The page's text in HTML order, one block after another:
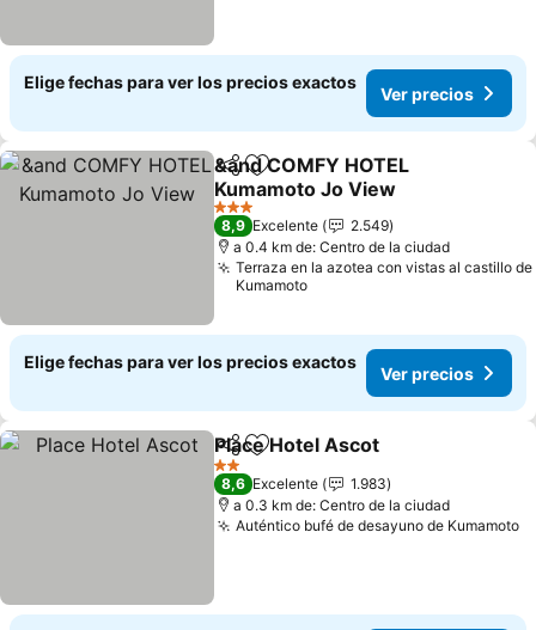
Elige fechas para ver los precios exactos
Ver precios
CompartirAgregar a favoritos
&and COMFY HOTEL
Kumamoto Jo View
3 Estrellas
8,9 Excelente
2.549
a 0.4 km de: Centro de la ciudad
Terraza en la azotea con vistas al castillo de
Kumamoto
Elige fechas para ver los precios exactos
Ver precios
CompartirAgregar a favoritos
Place Hotel Ascot
2 Estrellas
8,6 Excelente
1.983
a 0.3 km de: Centro de la ciudad
Auténtico bufé de desayuno de Kumamoto